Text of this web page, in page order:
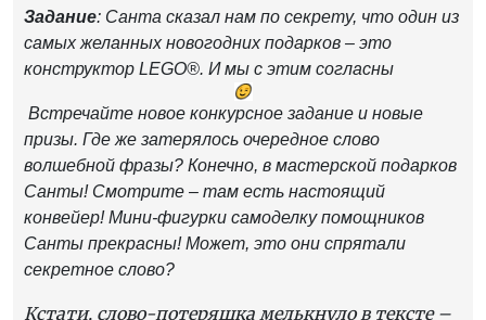
Задание: Санта сказал нам по секрету, что один из
самых желанных новогодних подарков – это
конструктор LEGO®. И мы с этим согласны
Встречайте новое конкурсное задание и новые
призы. Где же затерялось очередное слово
волшебной фразы? Конечно, в мастерской подарков
Санты! Смотрите – там есть настоящий
конвейер! Мини-фигурки самоделку помощников
Санты прекрасны! Может, это они спрятали
секретное слово?
Кстати, слово-потеряшка мелькнуло в тексте –